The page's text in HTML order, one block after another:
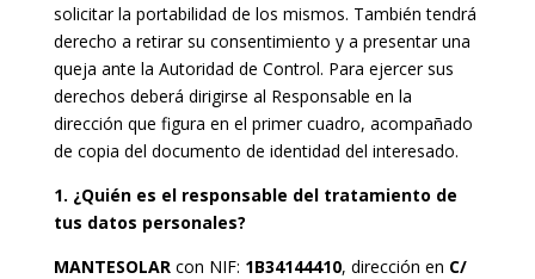
solicitar la portabilidad de los mismos. También tendrá
derecho a retirar su consentimiento y a presentar una
queja ante la Autoridad de Control. Para ejercer sus
derechos deberá dirigirse al Responsable en la
dirección que figura en el primer cuadro, acompañado
de copia del documento de identidad del interesado.
1. ¿Quién es el responsable del tratamiento de
tus datos personales?
MANTESOLAR con NIF: 1B34144410, dirección en C/